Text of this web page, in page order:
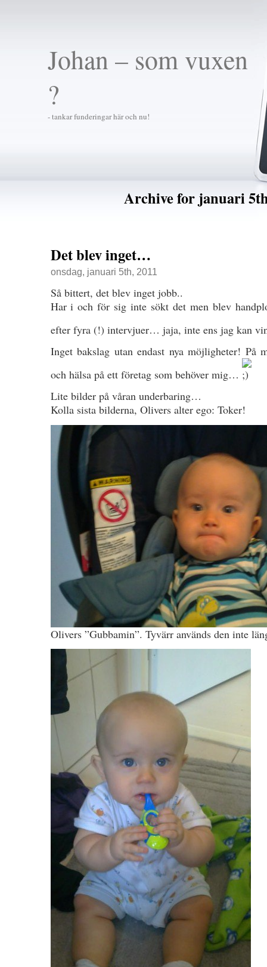
Johan – som vuxen
?
- tankar funderingar här och nu!
Archive for januari
Det blev inget…
onsdag, januari 5th, 2011
Så bittert, det blev inget jobb..
Har i och för sig inte sökt det men blev
efter fyra (!) intervjuer… jaja, inte ens jag kan
Inget bakslag utan endast nya möjligheter! På
och hälsa på ett företag som behöver mig…
Lite bilder på våran underbaring…
Kolla sista bilderna, Olivers alter ego: Toker!
Olivers ”Gubbamin”. Tyvärr används den inte